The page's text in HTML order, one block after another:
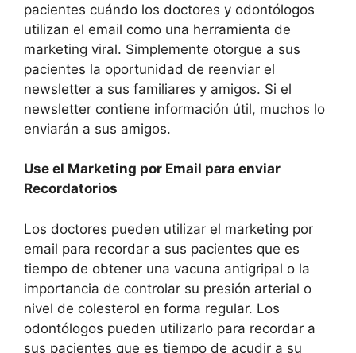
pacientes cuándo los doctores y odontólogos
utilizan el email como una herramienta de
marketing viral. Simplemente otorgue a sus
pacientes la oportunidad de reenviar el
newsletter a sus familiares y amigos. Si el
newsletter contiene información útil, muchos lo
enviarán a sus amigos.
Use el Marketing por Email para enviar
Recordatorios
Los doctores pueden utilizar el marketing por
email para recordar a sus pacientes que es
tiempo de obtener una vacuna antigripal o la
importancia de controlar su presión arterial o
nivel de colesterol en forma regular. Los
odontólogos pueden utilizarlo para recordar a
sus pacientes que es tiempo de acudir a su